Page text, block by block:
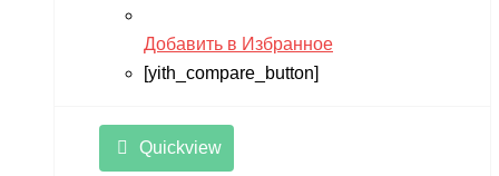
Добавить в Избранное
[yith_compare_button]
Quickview